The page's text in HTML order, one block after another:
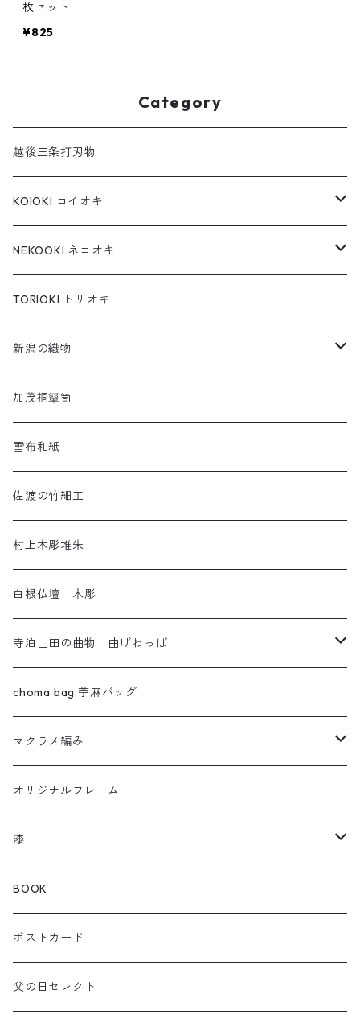
枚セット
¥825
Category
越後三条打刃物
KOIOKI コイオキ
コイオキ in 特製桐箱
コイオキ in 小千谷縮
NEKOOKI ネコオキ
もちねこ
ちゃめねこ
ねんねこ
アートネコ
TORIOKI トリオキ
新潟の織物
羽越しな布
塩沢織物・越後上布
小千谷織物
十日町織物
加茂桐簞笥
雪布和紙
佐渡の竹細工
村上木彫堆朱
白根仏壇 木彫
寺泊山田の曲物 曲げわっぱ
わっぱセイロ
ウルトラセブン
曲輪の弁当箱
曲輪スツール
曲輪の球体
choma bag 苧麻バッグ
マクラメ編み
フクロウ
カメレオン
チャーム
オリジナルフレーム
漆
箸おき
KOIOKI コイオキ
NEKOOKI ネコオキ
ぐい呑み・カップ
アクセサリー
BOOK
ポストカード
父の日セレクト